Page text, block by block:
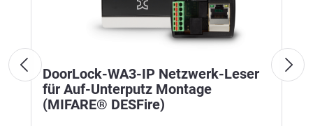
DoorLock-WA3-IP Netzwerk-Leser
für Auf-Unterputz Montage
(MIFARE® DESFire)